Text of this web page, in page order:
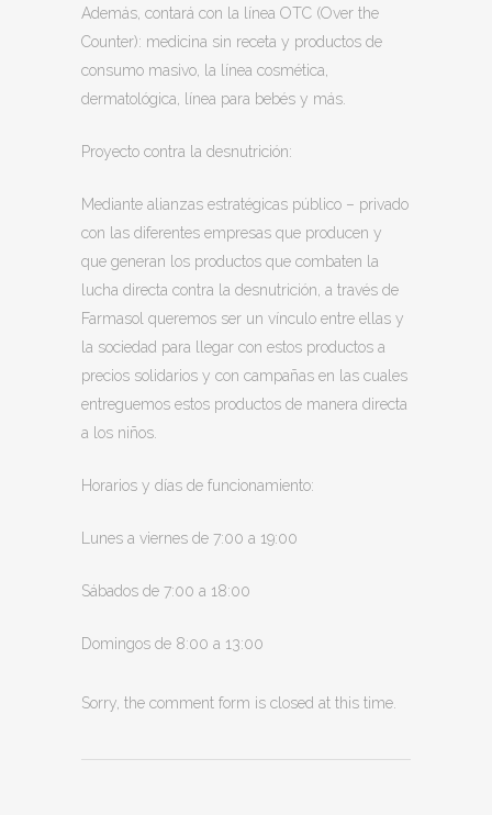
Además, contará con la línea OTC (Over the
Counter): medicina sin receta y productos de
consumo masivo, la línea cosmética,
dermatológica, línea para bebés y más.
Proyecto contra la desnutrición:
Mediante alianzas estratégicas público – privado
con las diferentes empresas que producen y
que generan los productos que combaten la
lucha directa contra la desnutrición, a través de
Farmasol queremos ser un vínculo entre ellas y
la sociedad para llegar con estos productos a
precios solidarios y con campañas en las cuales
entreguemos estos productos de manera directa
a los niños.
Horarios y días de funcionamiento:
Lunes a viernes de 7:00 a 19:00
Sábados de 7:00 a 18:00
Domingos de 8:00 a 13:00
Sorry, the comment form is closed at this time.